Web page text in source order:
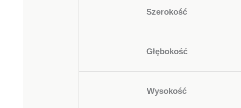
Szerokość
Głębokość
Wysokość